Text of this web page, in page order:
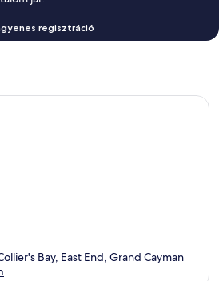
regisztráció
Bay, East End, Grand Cayman